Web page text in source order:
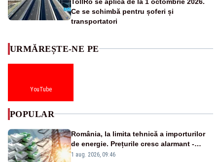
Ce se schimbă pentru șoferi și
transportatori
URMĂREȘTE-NE PE
YouTube
POPULAR
România, la limita tehnică a importurilor
de energie. Prețurile cresc alarmant -
Analiză Realitatea Plus
1 aug. 2026, 09:46